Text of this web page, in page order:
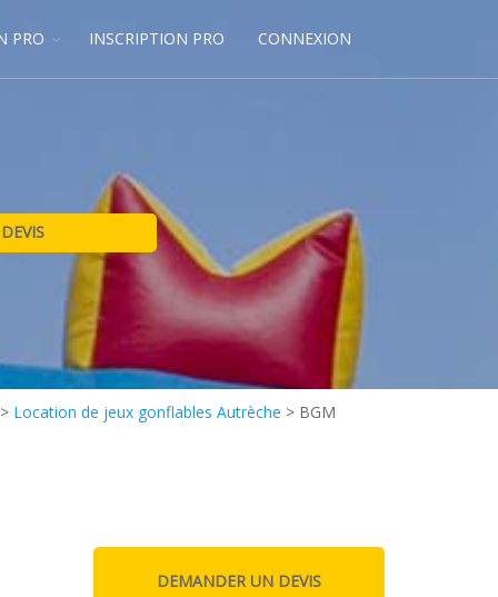
PRO INSCRIPTION PRO CONNEXION
> Location de jeux gonflables Autrèche > BGM